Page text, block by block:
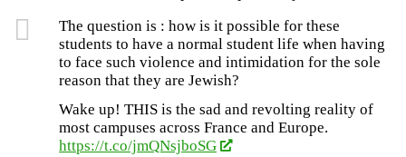
The question is : how is it possible for these
students to have a normal student life when having
to face such violence and intimidation for the sole
reason that they are Jewish?
Wake up! THIS is the sad and revolting reality of
most campuses across France and Europe.
https://t.co/jmQNsjboSG